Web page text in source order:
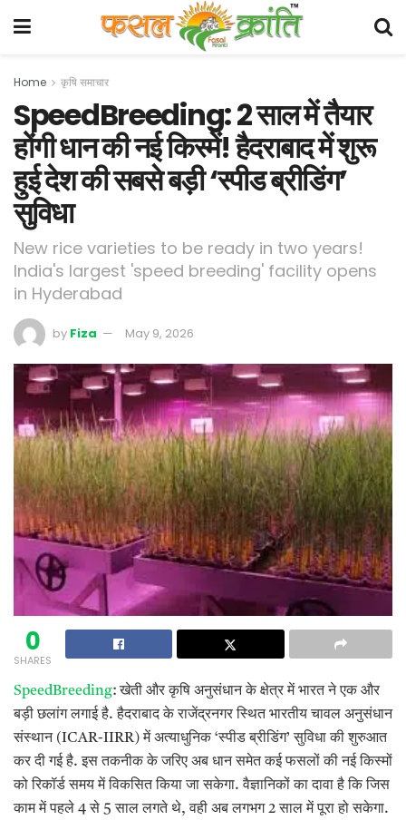
Home कृषि समाचार
SpeedBreeding: 2 साल में तैयार
होंगी धान की नई किस्में! हैदराबाद में शुरू
हुई देश की सबसे बड़ी ‘स्पीड ब्रीडिंग’
सुविधा
New rice varieties to be ready in two years!
India's largest 'speed breeding' facility opens
in Hyderabad
by Fiza May 9, 2026
0
SHARES
SpeedBreeding: खेती और कृषि अनुसंधान के क्षेत्र में भारत ने एक और
बड़ी छलांग लगाई है. हैदराबाद के राजेंद्रनगर स्थित भारतीय चावल अनुसंधान
संस्थान (ICAR-IIRR) में अत्याधुनिक ‘स्पीड ब्रीडिंग’ सुविधा की शुरुआत
कर दी गई है. इस तकनीक के जरिए अब धान समेत कई फसलों की नई किस्मों
को रिकॉर्ड समय में विकसित किया जा सकेगा. वैज्ञानिकों का दावा है कि जिस
काम में पहले 4 से 5 साल लगते थे, वही अब लगभग 2 साल में पूरा हो सकेगा.